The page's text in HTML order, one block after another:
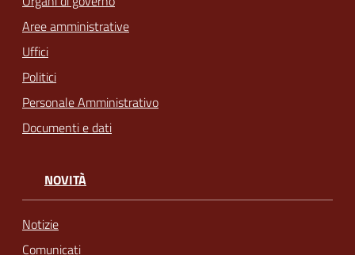
Aree amministrative
Uffici
Politici
Personale Amministrativo
Documenti e dati
NOVITÀ
Notizie
Comunicati